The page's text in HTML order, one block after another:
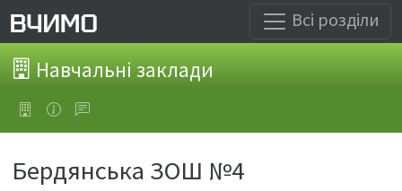
Всі розділи
Навчальні заклади
Бердянська ЗОШ №4